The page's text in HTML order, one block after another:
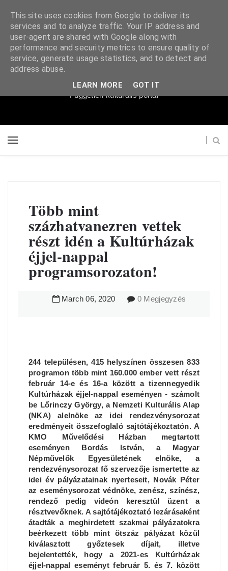
Súgópéldány
Független kulturális portál
Több mint
százhatvanezren vettek
részt idén a Kultúrházak
éjjel-nappal
programsorozaton!
March 06, 2020 0 Megjegyzés
244 településen, 415 helyszínen összesen 833
programon több mint 160.000 ember vett részt
február 14-e és 16-a között a tizennegyedik
Kultúrházak éjjel-nappal eseményen - számolt
be Lőrinczy György, a Nemzeti Kulturális Alap
(NKA) alelnöke az idei rendezvénysorozat
eredményeit összefoglaló sajtótájékoztatón. A
KMO Művelődési Házban megtartott
eseményen Bordás István, a Magyar
Népművelők Egyesületének elnöke, a
rendezvénysorozat fő szervezője ismertette az
idei év pályázatainak nyerteseit, Novák Péter
az eseménysorozat védnöke, zenész, színész,
rendező pedig videón keresztül üzent a
résztvevőknek. A sajtótájékoztató lezárásaként
átadták a meghirdetett szakmai pályázatokra
beérkezett több mint ötszáz pályázat közül
kiválasztott győztesek díjait, illetve
bejelentették, hogy a 2021-es Kultúrházak
éjjel-nappal eseményt február 5. és 7. között
This site uses cookies from Google to deliver its
services and to analyze traffic. Your IP address and
user-agent are shared with Google along with
performance and security metrics to ensure quality of
service, generate usage statistics, and to detect and
address abuse.
LEARN MORE GOT IT